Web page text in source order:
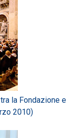
la Fondazione e
2010)